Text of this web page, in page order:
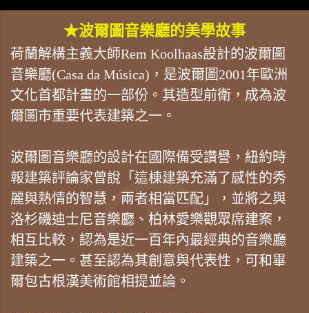
★波爾圖音樂廳的美學故事
荷蘭解構主義大師Rem Koolhaas設計的波爾圖
音樂廳(Casa da Música)，是波爾圖2001年歐洲
文化首都計畫的一部份。其造型前衛，成為波
爾圖市重要代表建築之一。
波爾圖音樂廳的設計在國際備受讚譽，紐約時
報建築評論家曾說「這棟建築充滿了感性的秀
麗與熱情的智慧，兩者相當匹配」，並將之與
洛杉磯迪士尼音樂廳、柏林愛樂觀眾席建案，
相互比較，認為是近一百年內最經典的音樂廳
建築之一。甚至認為其創意與代表性，可和畢
爾包古根漢美術館相提並論。